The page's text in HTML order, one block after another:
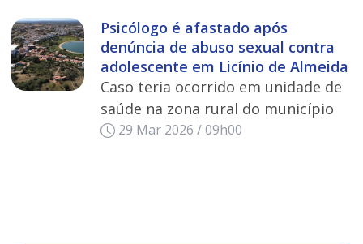
Psicólogo é afastado após
denúncia de abuso sexual contra
adolescente em Licínio de Almeida
Caso teria ocorrido em unidade de
saúde na zona rural do município
29 Mar 2026 / 09h00